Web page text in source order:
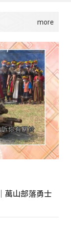
萬山部落勇士